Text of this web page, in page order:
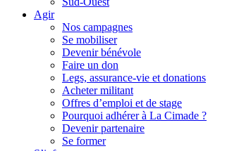
Agir
Nos campagnes
Se mobiliser
Devenir bénévole
Faire un don
Legs, assurance-vie et donations
Acheter militant
Offres d’emploi et de stage
Pourquoi adhérer à La Cimade ?
Devenir partenaire
Se former